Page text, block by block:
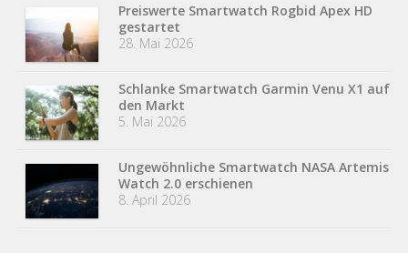
Preiswerte Smartwatch Rogbid Apex HD
gestartet
28. Mai 2026
Schlanke Smartwatch Garmin Venu X1 auf
den Markt
5. Mai 2026
Ungewöhnliche Smartwatch NASA Artemis
Watch 2.0 erschienen
8. April 2026